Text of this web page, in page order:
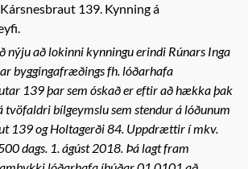
Kársnesbraut 139. Kynning á
nýju að lokinni kynningu erindi Rúnars Inga
byggingafræðings fh. lóðarhafa
139 þar sem óskað er eftir að hækka þak
tvöfaldri bílgeymslu sem stendur á lóðunum
139 og Holtagerði 84. Uppdrættir í mkv.
dags. 1. ágúst 2018. Þá lagt fram